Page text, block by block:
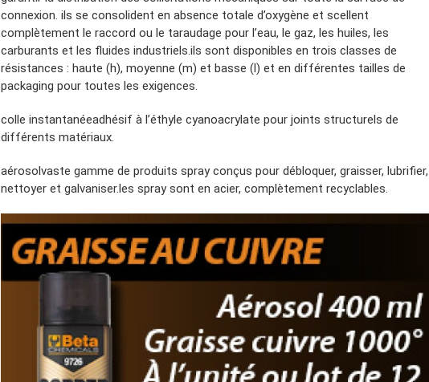
connexion. ils se consolident en absence totale d’oxygène et scellent
complètement le raccord ou le taraudage pour l’eau, le gaz, les huiles, les
carburants et les fluides industriels.ils sont disponibles en trois classes de
résistances : haute (h), moyenne (m) et basse (l) et en différentes tailles de
packaging pour toutes les exigences.
colle instantanéeadhésif à l’éthyle cyanoacrylate pour joints structurels de
différents matériaux.
aérosolvaste gamme de produits spray conçus pour débloquer, graisser, lubrifier,
nettoyer et galvaniser.les spray sont en acier, complètement recyclables.